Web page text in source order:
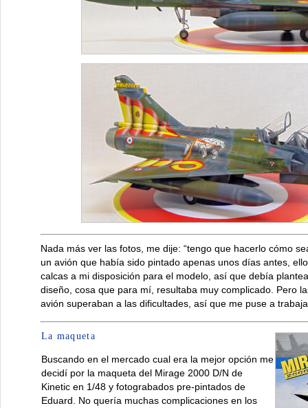
Nada más ver las fotos, me dije: “tengo que hacerlo cómo
un avión que había sido pintado apenas unos días antes,
calcas a mi disposición para el modelo, así que debía
diseño, cosa que para mí, resultaba muy complicado. Pero
avión superaban a las dificultades, así que me puse a
La maqueta
Buscando en el mercado cual era la mejor opción me
decidí por la maqueta del Mirage 2000 D/N de
Kinetic en 1/48 y fotograbados pre-pintados de
Eduard. No quería muchas complicaciones en los